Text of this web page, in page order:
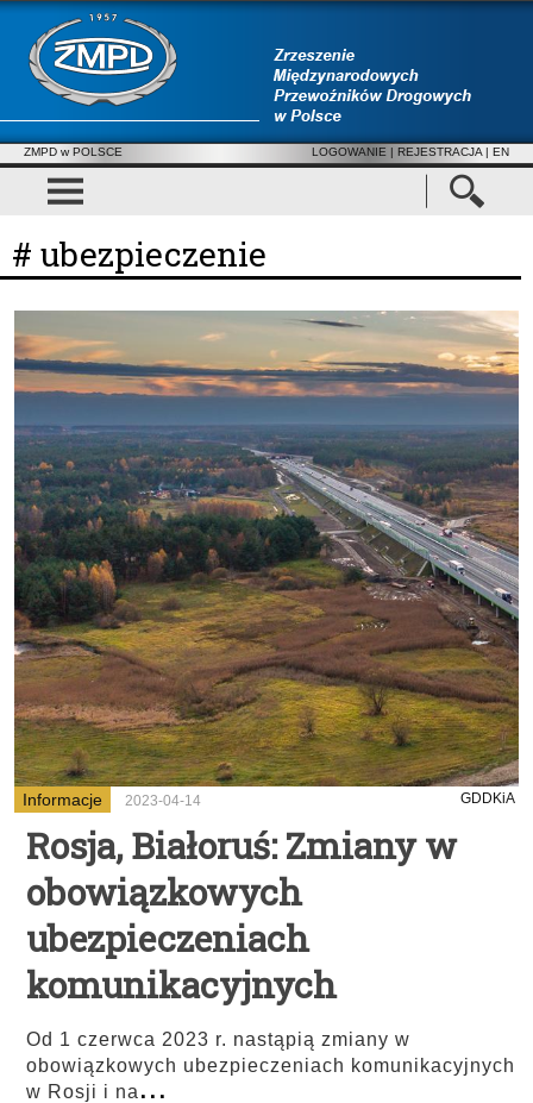
ZMPD w POLSCE LOGOWANIE | REJESTRACJA | EN
# ubezpieczenie
Informacje 2023-04-14 GDDKiA
Rosja, Białoruś: Zmiany w
obowiązkowych
ubezpieczeniach
komunikacyjnych
Od 1 czerwca 2023 r. nastąpią zmiany w
obowiązkowych ubezpieczeniach komunikacyjnych
w Rosji i na...